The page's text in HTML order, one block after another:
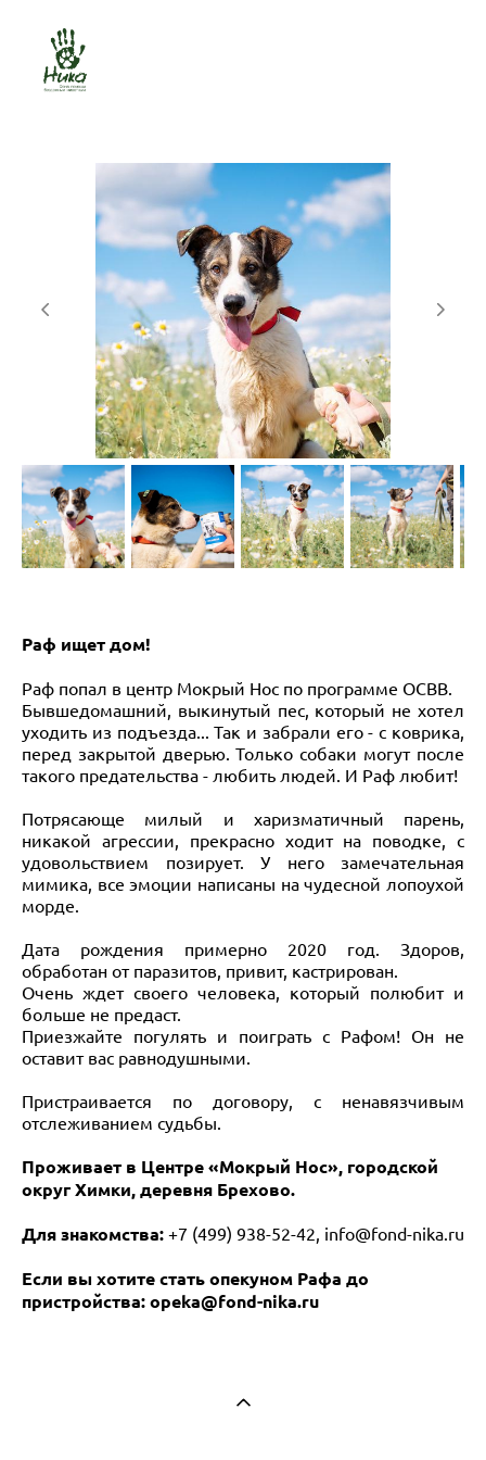
Раф ищет дом!
Раф попал в центр Мокрый Нос по программе ОСВВ.
Бывшедомашний, выкинутый пес, который не хотел
уходить из подъезда... Так и забрали его - с коврика,
перед закрытой дверью. Только собаки могут после
такого предательства - любить людей. И Раф любит!
Потрясающе милый и харизматичный парень,
никакой агрессии, прекрасно ходит на поводке, с
удовольствием позирует. У него замечательная
мимика, все эмоции написаны на чудесной лопоухой
морде.
Дата рождения примерно 2020 год. Здоров,
обработан от паразитов, привит, кастрирован.
Очень ждет своего человека, который полюбит и
больше не предаст.
Приезжайте погулять и поиграть с Рафом! Он не
оставит вас равнодушными.
Пристраивается по договору, с ненавязчивым
отслеживанием судьбы.
Проживает в Центре «Мокрый Нос», городской
округ Химки, деревня Брехово.
Для знакомства: +7 (499) 938-52-42, info@fond-nika.ru
Если вы хотите стать опекуном Рафа до
пристройства: opeka@fond-nika.ru